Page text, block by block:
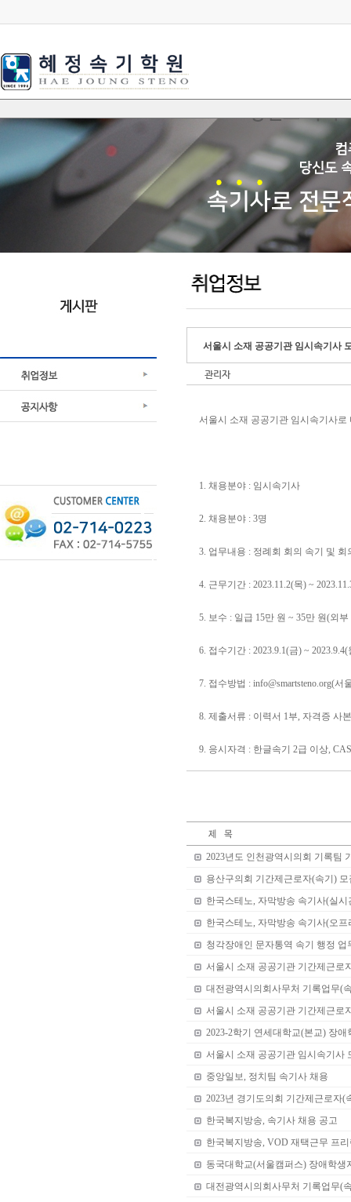
서울시 소재 공공기관 임시속기사
관리자
서울시 소재 공공기관 임시속기사
1. 채용분야 : 임시속기사
2. 채용분야 : 3명
3. 업무내용 : 정례회 회의 속기 및 회
4. 근무기간 : 2023.11.2(목) ~
5. 보수 : 일급 15만 원 ~ 35만 원(외
6. 접수기간 : 2023.9.1(금) ~
7. 접수방법 : info@smartsteno.org(서
8. 제출서류 : 이력서 1부, 자격증 사
9. 응시자격 : 한글속기 2급 이상,
2023년도 인천광역시의회 기록팀
용산구의회 기간제근로자(속기) 모
한국스테노, 자막방송 속기사(실
한국스테노, 자막방송 속기사(오
청각장애인 문자통역 속기 행정 업
서울시 소재 공공기관 기간제근로
대전광역시의회사무처 기록업무(
서울시 소재 공공기관 기간제근로
2023-2학기 연세대학교(본교) 장
서울시 소재 공공기관 임시속기사
중앙일보, 정치팀 속기사 채용
2023년 경기도의회 기간제근로자(
한국복지방송, 속기사 채용 공고
한국복지방송, VOD 재택근무 프
동국대학교(서울캠퍼스) 장애학
대전광역시의회사무처 기록업무(